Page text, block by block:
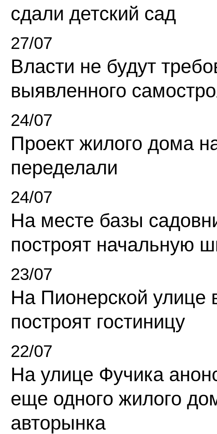
сдали детский сад
27/07
Власти не будут
выявленного
24/07
Проект жилого дома
переделали
24/07
На месте базы
построят начальную
23/07
На Пионерской улице
построят гостиницу
22/07
На улице Фучика
еще одного жилого
авторынка